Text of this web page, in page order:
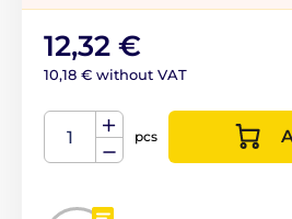
12,32 €
10,18 € without VAT
pcs